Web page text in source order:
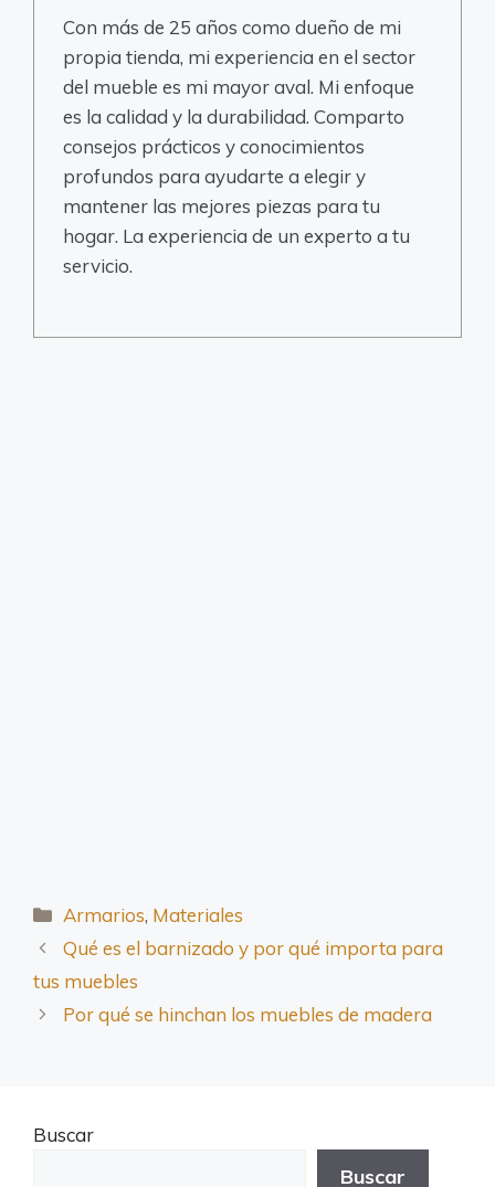
Con más de 25 años como dueño de mi
propia tienda, mi experiencia en el sector
del mueble es mi mayor aval. Mi enfoque
es la calidad y la durabilidad. Comparto
consejos prácticos y conocimientos
profundos para ayudarte a elegir y
mantener las mejores piezas para tu
hogar. La experiencia de un experto a tu
servicio.
Categorías
Armarios, Materiales
Qué es el barnizado y por qué importa para
tus muebles
Por qué se hinchan los muebles de madera
Buscar
Buscar